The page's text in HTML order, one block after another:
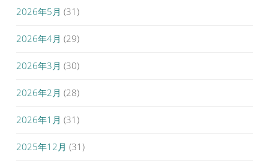
2026年5月 (31)
2026年4月 (29)
2026年3月 (30)
2026年2月 (28)
2026年1月 (31)
2025年12月 (31)